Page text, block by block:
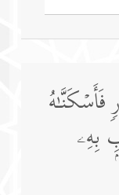
فَأَسۡكَنَّـٰهُ
بِهِۦ